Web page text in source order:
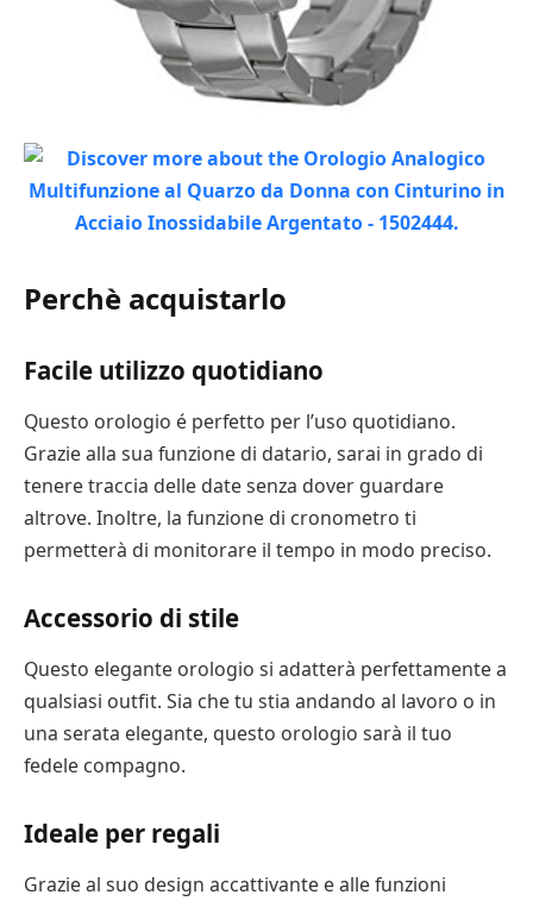
Perchè acquistarlo
Facile utilizzo quotidiano
Questo orologio é perfetto per l’uso quotidiano.
Grazie alla sua funzione di datario, sarai in grado di
tenere traccia delle date senza dover guardare
altrove. Inoltre, la funzione di cronometro ti
permetterà di monitorare il tempo in modo preciso.
Accessorio di stile
Questo elegante orologio si adatterà perfettamente a
qualsiasi outfit. Sia che tu stia andando al lavoro o in
una serata elegante, questo orologio sarà il tuo
fedele compagno.
Ideale per regali
Grazie al suo design accattivante e alle funzioni